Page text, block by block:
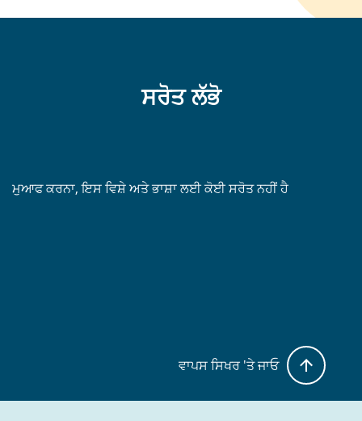
ਸਰੋਤ ਲੱਭੋ
ਮੁਆਫ ਕਰਨਾ, ਇਸ ਵਿਸ਼ੇ ਅਤੇ ਭਾਸ਼ਾ ਲਈ ਕੋਈ ਸਰੋਤ ਨਹੀਂ ਹੈ
ਵਾਪਸ ਸਿਖਰ 'ਤੇ ਜਾਓ